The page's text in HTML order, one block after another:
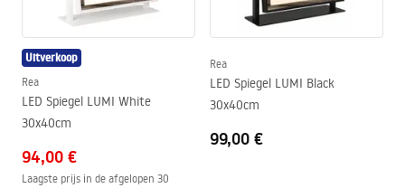
Uitverkoop
Rea
LED Spiegel LUMI White
30x40cm
94,00 €
Laagste prijs in de afgelopen 30
Rea
LED Spiegel LUMI Black
30x40cm
99,00 €